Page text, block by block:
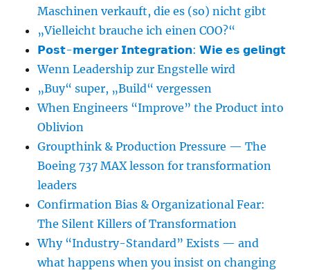
Maschinen verkauft, die es (so) nicht gibt
„Vielleicht brauche ich einen COO?“
𝗣𝗼𝘀𝘁-𝗺𝗲𝗿𝗴𝗲𝗿 𝗜𝗻𝘁𝗲𝗴𝗿𝗮𝘁𝗶𝗼𝗻: 𝗪𝗶𝗲 𝗲𝘀 𝗴𝗲𝗹𝗶𝗻𝗴𝘁
Wenn Leadership zur Engstelle wird
„Buy“ super, „Build“ vergessen
When Engineers “Improve” the Product into
Oblivion
Groupthink & Production Pressure — The
Boeing 737 MAX lesson for transformation
leaders
Confirmation Bias & Organizational Fear:
The Silent Killers of Transformation
Why “Industry-Standard” Exists — and
what happens when you insist on changing